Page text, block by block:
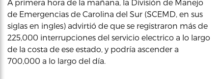
A primera hora de la mañana, la División de Manejo
de Emergencias de Carolina del Sur (SCEMD, en sus
siglas en ingles) advirtió de que se registraron más de
225,000 interrupciones del servicio electrico a lo largo
de la costa de ese estado, y podría ascender a
700,000 a lo largo del día.